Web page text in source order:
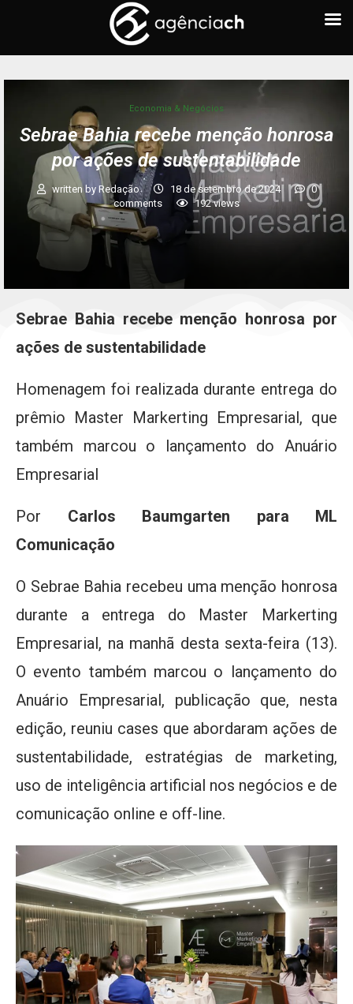
Economia & Negócios
Sebrae Bahia recebe menção honrosa
por ações de sustentabilidade
written by Redação 18 de setembro de 2024
0
comments
192views
Sebrae Bahia recebe menção honrosa por
ações de sustentabilidade
Homenagem foi realizada durante entrega do
prêmio Master Markerting Empresarial, que
também marcou o lançamento do Anuário
Empresarial
Por Carlos Baumgarten para ML
Comunicação
O Sebrae Bahia recebeu uma menção honrosa
durante a entrega do Master Markerting
Empresarial, na manhã desta sexta-feira (13).
O evento também marcou o lançamento do
Anuário Empresarial, publicação que, nesta
edição, reuniu cases que abordaram ações de
sustentabilidade, estratégias de marketing,
uso de inteligência artificial nos negócios e de
comunicação online e off-line.